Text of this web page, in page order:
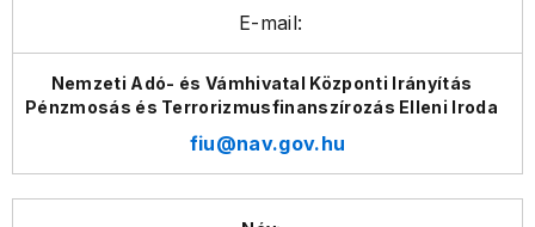
E-mail:
fiu@nav.gov.hu